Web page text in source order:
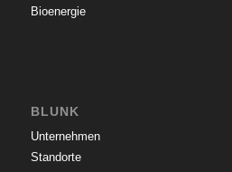
Bioenergie
BLUNK
Unternehmen
Standorte